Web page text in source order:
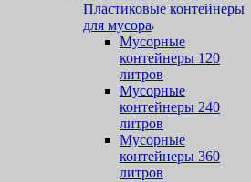
Пластиковые контейнеры
для мусора
Мусорные
контейнеры 120
литров
Мусорные
контейнеры 240
литров
Мусорные
контейнеры 360
литров